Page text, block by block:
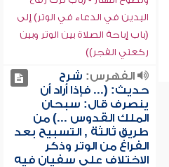
اليدين في الدعاء في الوتر) إلى
(باب إباحة الصلاة بين الوتر وبين
ركعتي الفجر))
الفهرس: شرح
حديث: (... فإذا أراد أن
ينصرف قال: سبحان
الملك القدوس ...) من
طريق ثالثة , التسبيح بعد
الفراغ من الوتر وذكر
الاختلاف على سفيان فيه